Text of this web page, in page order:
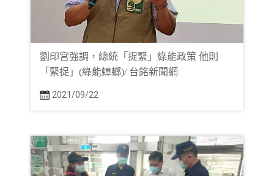
劉印宮強調，總統「捉緊」綠能政策 他則
「緊捉」(綠能蟑螂)/ 台銘新聞網
2021/09/22